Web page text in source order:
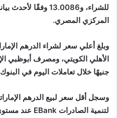
للشراء، و13.0086
المركزي المصري.
وبلغ أعلي سعر لشراء الدرهم
جنيهًا خلال تعاملات اليوم في
وسجل أقل سعر لبيع الدرهم